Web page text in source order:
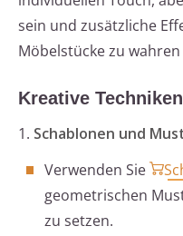
sein und zusätzliche
Möbelstücke zu
Kreative Techniken
1. Schablonen und
Verwenden Sie
geometrischen
zu setzen.